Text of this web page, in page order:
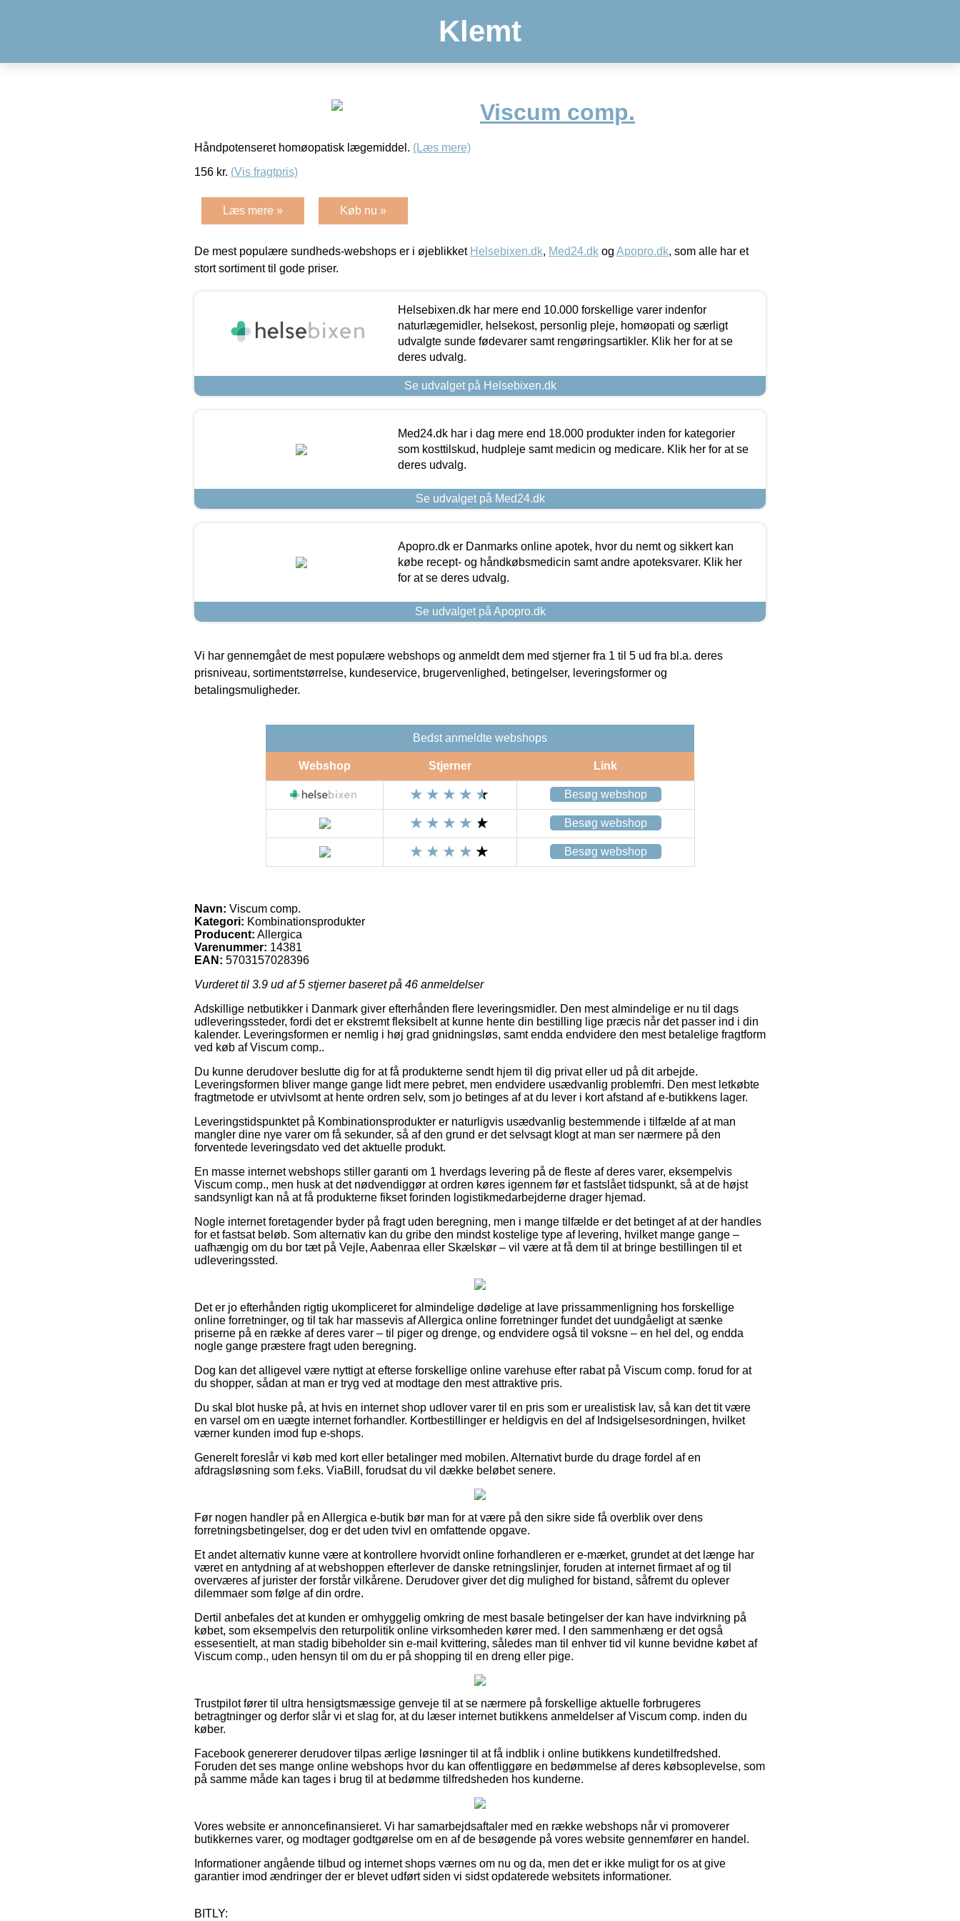
Klemt
Viscum comp.
Håndpotenseret homøopatisk lægemiddel. (Læs mere)
156 kr. (Vis fragtpris)
Læs mere » Køb nu »
De mest populære sundheds-webshops er i øjeblikket Helsebixen.dk, Med24.dk og Apopro.dk, som alle har et
stort sortiment til gode priser.
Helsebixen.dk har mere end 10.000 forskellige varer indenfor
naturlægemidler, helsekost, personlig pleje, homøopati og særligt
udvalgte sunde fødevarer samt rengøringsartikler. Klik her for at se
deres udvalg.
Se udvalget på Helsebixen.dk
Med24.dk har i dag mere end 18.000 produkter inden for kategorier
som kosttilskud, hudpleje samt medicin og medicare. Klik her for at se
deres udvalg.
Se udvalget på Med24.dk
Apopro.dk er Danmarks online apotek, hvor du nemt og sikkert kan
købe recept- og håndkøbsmedicin samt andre apoteksvarer. Klik her
for at se deres udvalg.
Se udvalget på Apopro.dk
Vi har gennemgået de mest populære webshops og anmeldt dem med stjerner fra 1 til 5 ud fra bl.a. deres
prisniveau, sortimentstørrelse, kundeservice, brugervenlighed, betingelser, leveringsformer og
betalingsmuligheder.
Bedst anmeldte webshops
Webshop Stjerner Link
Besøg webshop
Besøg webshop
Besøg webshop
Navn: Viscum comp.
Kategori: Kombinationsprodukter
Producent: Allergica
Varenummer: 14381
EAN: 5703157028396
Vurderet til 3.9 ud af 5 stjerner baseret på 46 anmeldelser
Adskillige netbutikker i Danmark giver efterhånden flere leveringsmidler. Den mest almindelige er nu til dags
udleveringssteder, fordi det er ekstremt fleksibelt at kunne hente din bestilling lige præcis når det passer ind i din
kalender. Leveringsformen er nemlig i høj grad gnidningsløs, samt endda endvidere den mest betalelige fragtform
ved køb af Viscum comp..
Du kunne derudover beslutte dig for at få produkterne sendt hjem til dig privat eller ud på dit arbejde.
Leveringsformen bliver mange gange lidt mere pebret, men endvidere usædvanlig problemfri. Den mest letkøbte
fragtmetode er utvivlsomt at hente ordren selv, som jo betinges af at du lever i kort afstand af e-butikkens lager.
Leveringstidspunktet på Kombinationsprodukter er naturligvis usædvanlig bestemmende i tilfælde af at man
mangler dine nye varer om få sekunder, så af den grund er det selvsagt klogt at man ser nærmere på den
forventede leveringsdato ved det aktuelle produkt.
En masse internet webshops stiller garanti om 1 hverdags levering på de fleste af deres varer, eksempelvis
Viscum comp., men husk at det nødvendiggør at ordren køres igennem før et fastslået tidspunkt, så at de højst
sandsynligt kan nå at få produkterne fikset forinden logistikmedarbejderne drager hjemad.
Nogle internet foretagender byder på fragt uden beregning, men i mange tilfælde er det betinget af at der handles
for et fastsat beløb. Som alternativ kan du gribe den mindst kostelige type af levering, hvilket mange gange –
uafhængig om du bor tæt på Vejle, Aabenraa eller Skælskør – vil være at få dem til at bringe bestillingen til et
udleveringssted.
Det er jo efterhånden rigtig ukompliceret for almindelige dødelige at lave prissammenligning hos forskellige
online forretninger, og til tak har massevis af Allergica online forretninger fundet det uundgåeligt at sænke
priserne på en række af deres varer – til piger og drenge, og endvidere også til voksne – en hel del, og endda
nogle gange præstere fragt uden beregning.
Dog kan det alligevel være nyttigt at efterse forskellige online varehuse efter rabat på Viscum comp. forud for at
du shopper, sådan at man er tryg ved at modtage den mest attraktive pris.
Du skal blot huske på, at hvis en internet shop udlover varer til en pris som er urealistisk lav, så kan det tit være
en varsel om en uægte internet forhandler. Kortbestillinger er heldigvis en del af Indsigelsesordningen, hvilket
værner kunden imod fup e-shops.
Generelt foreslår vi køb med kort eller betalinger med mobilen. Alternativt burde du drage fordel af en
afdragsløsning som f.eks. ViaBill, forudsat du vil dække beløbet senere.
Før nogen handler på en Allergica e-butik bør man for at være på den sikre side få overblik over dens
forretningsbetingelser, dog er det uden tvivl en omfattende opgave.
Et andet alternativ kunne være at kontrollere hvorvidt online forhandleren er e-mærket, grundet at det længe har
været en antydning af at webshoppen efterlever de danske retningslinjer, foruden at internet firmaet af og til
overværes af jurister der forstår vilkårene. Derudover giver det dig mulighed for bistand, såfremt du oplever
dilemmaer som følge af din ordre.
Dertil anbefales det at kunden er omhyggelig omkring de mest basale betingelser der kan have indvirkning på
købet, som eksempelvis den returpolitik online virksomheden kører med. I den sammenhæng er det også
essesentielt, at man stadig bibeholder sin e-mail kvittering, således man til enhver tid vil kunne bevidne købet af
Viscum comp., uden hensyn til om du er på shopping til en dreng eller pige.
Trustpilot fører til ultra hensigtsmæssige genveje til at se nærmere på forskellige aktuelle forbrugeres
betragtninger og derfor slår vi et slag for, at du læser internet butikkens anmeldelser af Viscum comp. inden du
køber.
Facebook genererer derudover tilpas ærlige løsninger til at få indblik i online butikkens kundetilfredshed.
Foruden det ses mange online webshops hvor du kan offentliggøre en bedømmelse af deres købsoplevelse, som
på samme måde kan tages i brug til at bedømme tilfredsheden hos kunderne.
Vores website er annoncefinansieret. Vi har samarbejdsaftaler med en række webshops når vi promoverer
butikkernes varer, og modtager godtgørelse om en af de besøgende på vores website gennemfører en handel.
Informationer angående tilbud og internet shops værnes om nu og da, men det er ikke muligt for os at give
garantier imod ændringer der er blevet udført siden vi sidst opdaterede websitets informationer.
BITLY: